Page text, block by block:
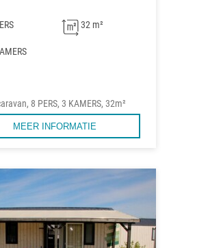
32 m²
8 PERS, 3 KAMERS, 32m²
MEER INFORMATIE